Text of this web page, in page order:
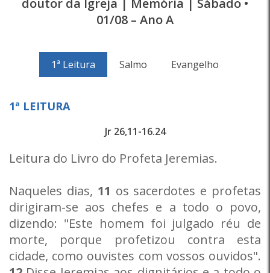
doutor da Igreja | Memória | Sábado •
01/08 – Ano A
1ª Leitura Salmo Evangelho
1ª LEITURA
Jr 26,11-16.24
Leitura do Livro do Profeta Jeremias.
Naqueles dias, 11 os sacerdotes e profetas
dirigiram-se aos chefes e a todo o povo,
dizendo: "Este homem foi julgado réu de
morte, porque profetizou contra esta
cidade, como ouvistes com vossos ouvidos".